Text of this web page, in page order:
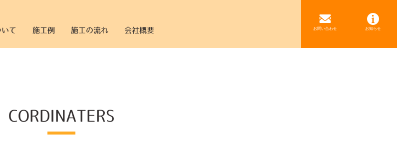
て 施工例 施工の流れ 会社概要 お問い合わせ お知らせ
CORDINATERS